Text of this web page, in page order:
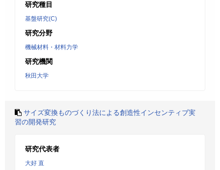
研究種目
基盤研究(C)
研究分野
機械材料・材料力学
研究機関
秋田大学
サイズ変換ものづくり法による創造性インセンティブ実
習の開発研究
研究代表者
大好 直